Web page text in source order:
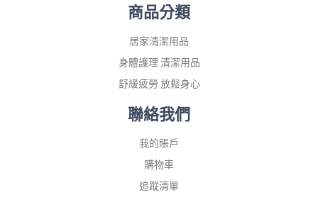
商品分類
居家清潔用品
身體護理 清潔用品
舒緩疲勞 放鬆身心
聯絡我們
我的賬戶
購物車
追蹤清單